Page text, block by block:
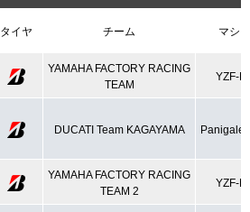
タイヤ チーム マシン
YAMAHA FACTORY RACING
TEAM
YZF-
DUCATI Team KAGAYAMA Panigale
YAMAHA FACTORY RACING
TEAM 2
YZF-